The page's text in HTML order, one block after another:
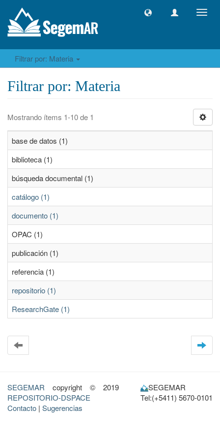
Filtrar por: Materia
Filtrar por: Materia
Mostrando ítems 1-10 de 1
base de datos (1)
biblioteca (1)
búsqueda documental (1)
catálogo (1)
documento (1)
OPAC (1)
publicación (1)
referencia (1)
repositorio (1)
ResearchGate (1)
SEGEMAR copyright © 2019
REPOSITORIO-DSPACE
Contacto | Sugerencias
SEGEMAR
Tel:(+5411) 5670-0101